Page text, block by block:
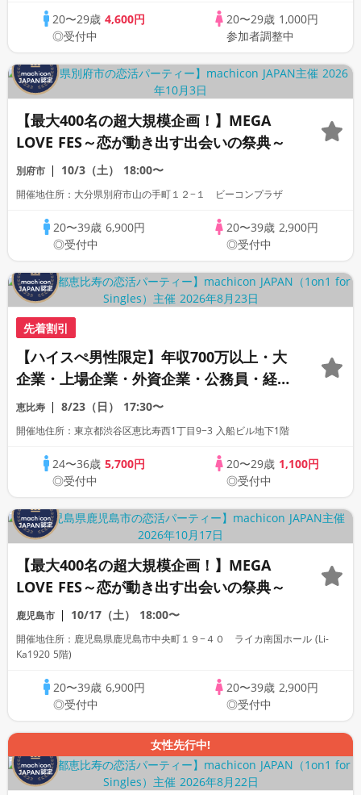
20〜29歳4,600円
◎受付中
20〜29歳 1,000円
参加者調整中
【最大400名の超大規模企画！】MEGA
LOVE FES～恋が動き出す出会いの祭典～
別府市 10/3（土） 18:00〜
開催地住所：大分県別府市山の手町１２−１ ビーコンプラザ
20〜39歳 6,900円
◎受付中
20〜39歳 2,900円
◎受付中
先着割引
【ハイスぺ男性限定】年収700万以上・大
企業・上場企業・外資企業・公務員・経営
者・医師・歯科医師・弁護士・経営者・イ
ケメン×20代女性《1対1相席専用・半個室
恵比寿 8/23（日） 17:30〜
開催地住所：東京都渋谷区恵比寿西1丁目9−3 入船ビル地下1階
24〜36歳5,700円
◎受付中
20〜29歳 1,100円
◎受付中
【最大400名の超大規模企画！】MEGA
LOVE FES～恋が動き出す出会いの祭典～
鹿児島市 10/17（土） 18:00〜
開催地住所：鹿児島県鹿児島市中央町１９−４０ ライカ南国ホール (Li-
Ka1920 5階)
20〜39歳 6,900円
◎受付中
20〜39歳 2,900円
◎受付中
女性先行中!